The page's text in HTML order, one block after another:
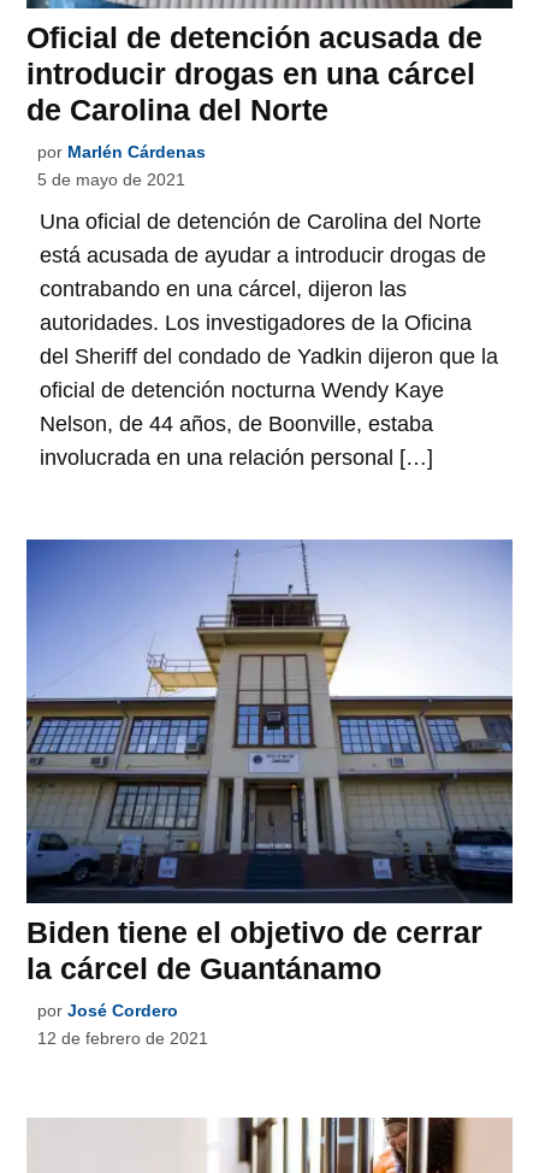
Oficial de detención acusada de
introducir drogas en una cárcel
de Carolina del Norte
por Marlén Cárdenas
5 de mayo de 2021
Una oficial de detención de Carolina del Norte
está acusada de ayudar a introducir drogas de
contrabando en una cárcel, dijeron las
autoridades. Los investigadores de la Oficina
del Sheriff del condado de Yadkin dijeron que la
oficial de detención nocturna Wendy Kaye
Nelson, de 44 años, de Boonville, estaba
involucrada en una relación personal […]
Biden tiene el objetivo de cerrar
la cárcel de Guantánamo
por José Cordero
12 de febrero de 2021